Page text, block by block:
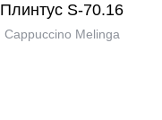
Плинтус S-70.16
Cappuccino Melinga